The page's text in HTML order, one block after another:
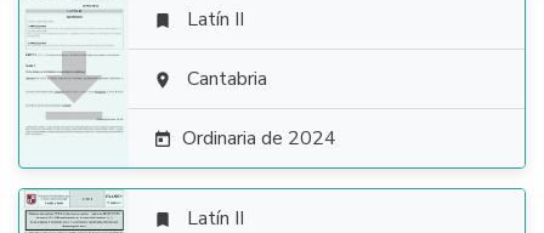

 Latín II
 Cantabria
 Ordinaria de 2024
 Latín II